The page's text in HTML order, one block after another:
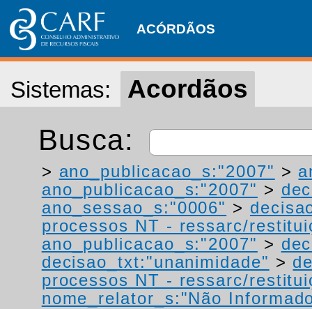
ACÓRDÃOS
Sistemas: Acordãos
Busca:
> ano_publicacao_s:"2007" >
ano_publicacao_s:"2007" >
ano_sessao_s:"0006" >
processos NT - ressarc/
ano_publicacao_s:"2007" >
decisao_txt:"unanimidade" >
processos NT - ressarc/
nome_relator_s:"Não